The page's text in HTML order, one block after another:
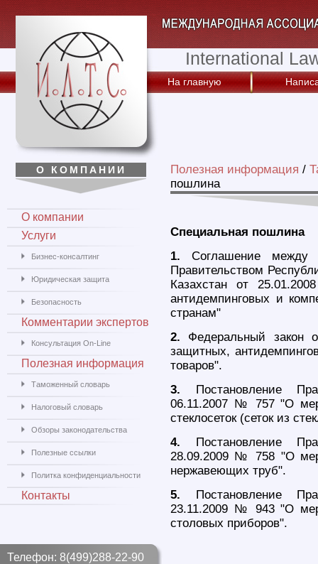
International
На главную
Полезная информация /
пошлина
Специальная пошлина
1.Соглашение между
Правительством
Казахстан от
антидемпинговых и
странам"
2. Федеральный
защитных,
товаров".
3. Постановление
06.11.2007 № 757 "О
стеклосеток (сеток из
4. Постановление
28.09.2009 № 758 "О
нержавеющих труб".
5. Постановление
23.11.2009 № 943 "О
столовых приборов".
О КОМПАНИИ
О компании
Услуги
Бизнес-консалтинг
Юридическая защита
Безопасность
Комментарии экспертов
Консультация On-Line
Полезная информация
Таможенный словарь
Налоговый словарь
Обзоры законодательства
Полезные ссылки
Политка конфиденциальности
Контакты
Телефон: 8(499)288-22-90